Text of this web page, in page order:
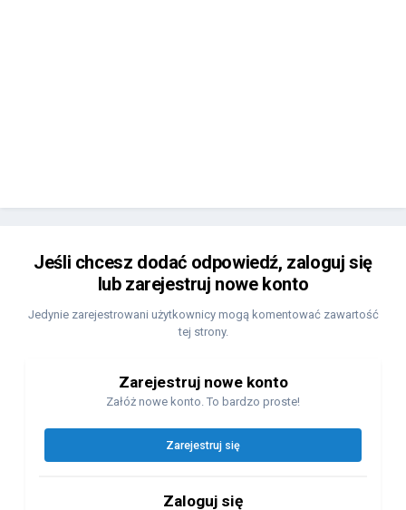
Jeśli chcesz dodać odpowiedź, zaloguj się
lub zarejestruj nowe konto
Jedynie zarejestrowani użytkownicy mogą komentować zawartość
tej strony.
Zarejestruj nowe konto
Załóż nowe konto. To bardzo proste!
Zarejestruj się
Zaloguj się